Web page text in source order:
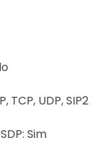
TCP, UDP, SIP2
Sim